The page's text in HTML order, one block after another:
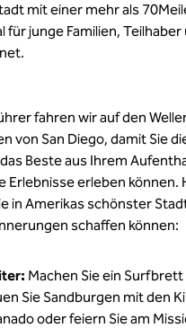
mit einer mehr als
für junge Familien, Teilhaber
fahren wir auf den
von San Diego, damit Sie
Beste aus Ihrem
Erlebnisse erleben können.
in Amerikas schönster
schaffen können:
Machen Sie ein
Sie Sandburgen mit den
oder feiern Sie am